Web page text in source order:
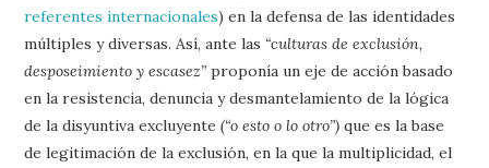
referentes internacionales) en la defensa de las identidades
múltiples y diversas. Así, ante las “culturas de exclusión,
desposeimiento y escasez” proponía un eje de acción basado
en la resistencia, denuncia y desmantelamiento de la lógica
de la disyuntiva excluyente(“o esto o lo otro”) que es la base
de legitimación de la exclusión, en la que la multiplicidad, el